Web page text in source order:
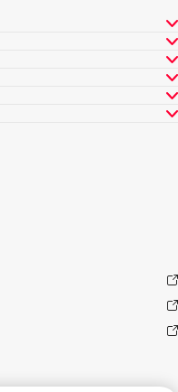
付与分が縮減されま
ナポイント付与期間中
日）のお支払いに適用
日以降は変更予定です。